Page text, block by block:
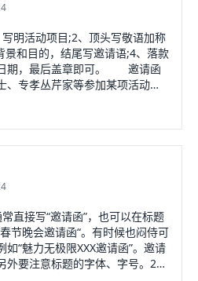
活动项目;2、顶头写敬语加称
景和目的，结尾写邀请语;4、落款
期，最后盖章即可。 邀请函
、专孝丛芹家等参加某项活动时
的各种社交活动中，这类书信
请函的主体内容符合邀请函的一
文、落款组成。 但要注意，
太多文字。被邀请者的姓名应写
两个姓名之间应该写
或逗号。
直接写“邀请函”，也可以在标题
节晚会邀请函“。有时候也闷侍可
“魅力无极限XXX邀请函”。邀请
外要注意标题的字体、字号。2、